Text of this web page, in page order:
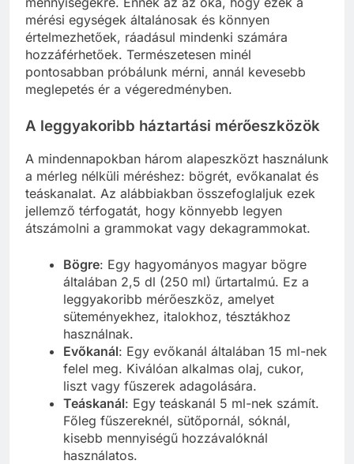
mérési egységek általánosak és könnyen
értelmezhetőek, ráadásul mindenki számára
hozzáférhetőek. Természetesen minél
pontosabban próbálunk mérni, annál kevesebb
meglepetés ér a végeredményben.
A leggyakoribb háztartási mérőeszközök
A mindennapokban három alapeszközt használunk
a mérleg nélküli méréshez: bögrét, evőkanalat és
teáskanalat. Az alábbiakban összefoglaljuk ezek
jellemző térfogatát, hogy könnyebb legyen
átszámolni a grammokat vagy dekagrammokat.
Bögre: Egy hagyományos magyar bögre
általában 2,5 dl (250 ml) űrtartalmú. Ez a
leggyakoribb mérőeszköz, amelyet
süteményekhez, italokhoz, tésztákhoz
használnak.
Evőkanál: Egy evőkanál általában 15 ml-nek
felel meg. Kiválóan alkalmas olaj, cukor,
liszt vagy fűszerek adagolására.
Teáskanál: Egy teáskanál 5 ml-nek számít.
Főleg fűszereknél, sütőpornál, sóknál,
kisebb mennyiségű hozzávalóknál
használatos.